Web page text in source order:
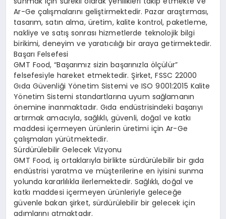
Ar-Ge çalışmalarını geliştirmektedir. Pazar araştırması,
tasarım, satın alma, üretim, kalite kontrol, paketleme,
nakliye ve satış sonrası hizmetlerde teknolojik bilgi
birikimi, deneyim ve yaratıcılığı bir araya getirmektedir.
Başarı Felsefesi
GMT Food, “Başarımız sizin başarınızla ölçülür”
felsefesiyle hareket etmektedir. Şirket, FSSC 22000
Gıda Güvenliği Yönetim Sistemi ve ISO 9001:2015 Kalite
Yönetim Sistemi standartlarına uyum sağlamanın
önemine inanmaktadır. Gıda endüstrisindeki başarıyı
artırmak amacıyla, sağlıklı, güvenli, doğal ve katkı
maddesi içermeyen ürünlerin üretimi için Ar-Ge
çalışmaları yürütmektedir.
Sürdürülebilir Gelecek Vizyonu
GMT Food, iş ortaklarıyla birlikte sürdürülebilir bir gıda
endüstrisi yaratma ve müşterilerine en iyisini sunma
yolunda kararlılıkla ilerlemektedir. Sağlıklı, doğal ve
katkı maddesi içermeyen ürünleriyle geleceğe
güvenle bakan şirket, sürdürülebilir bir gelecek için
adımlarını atmaktadır.